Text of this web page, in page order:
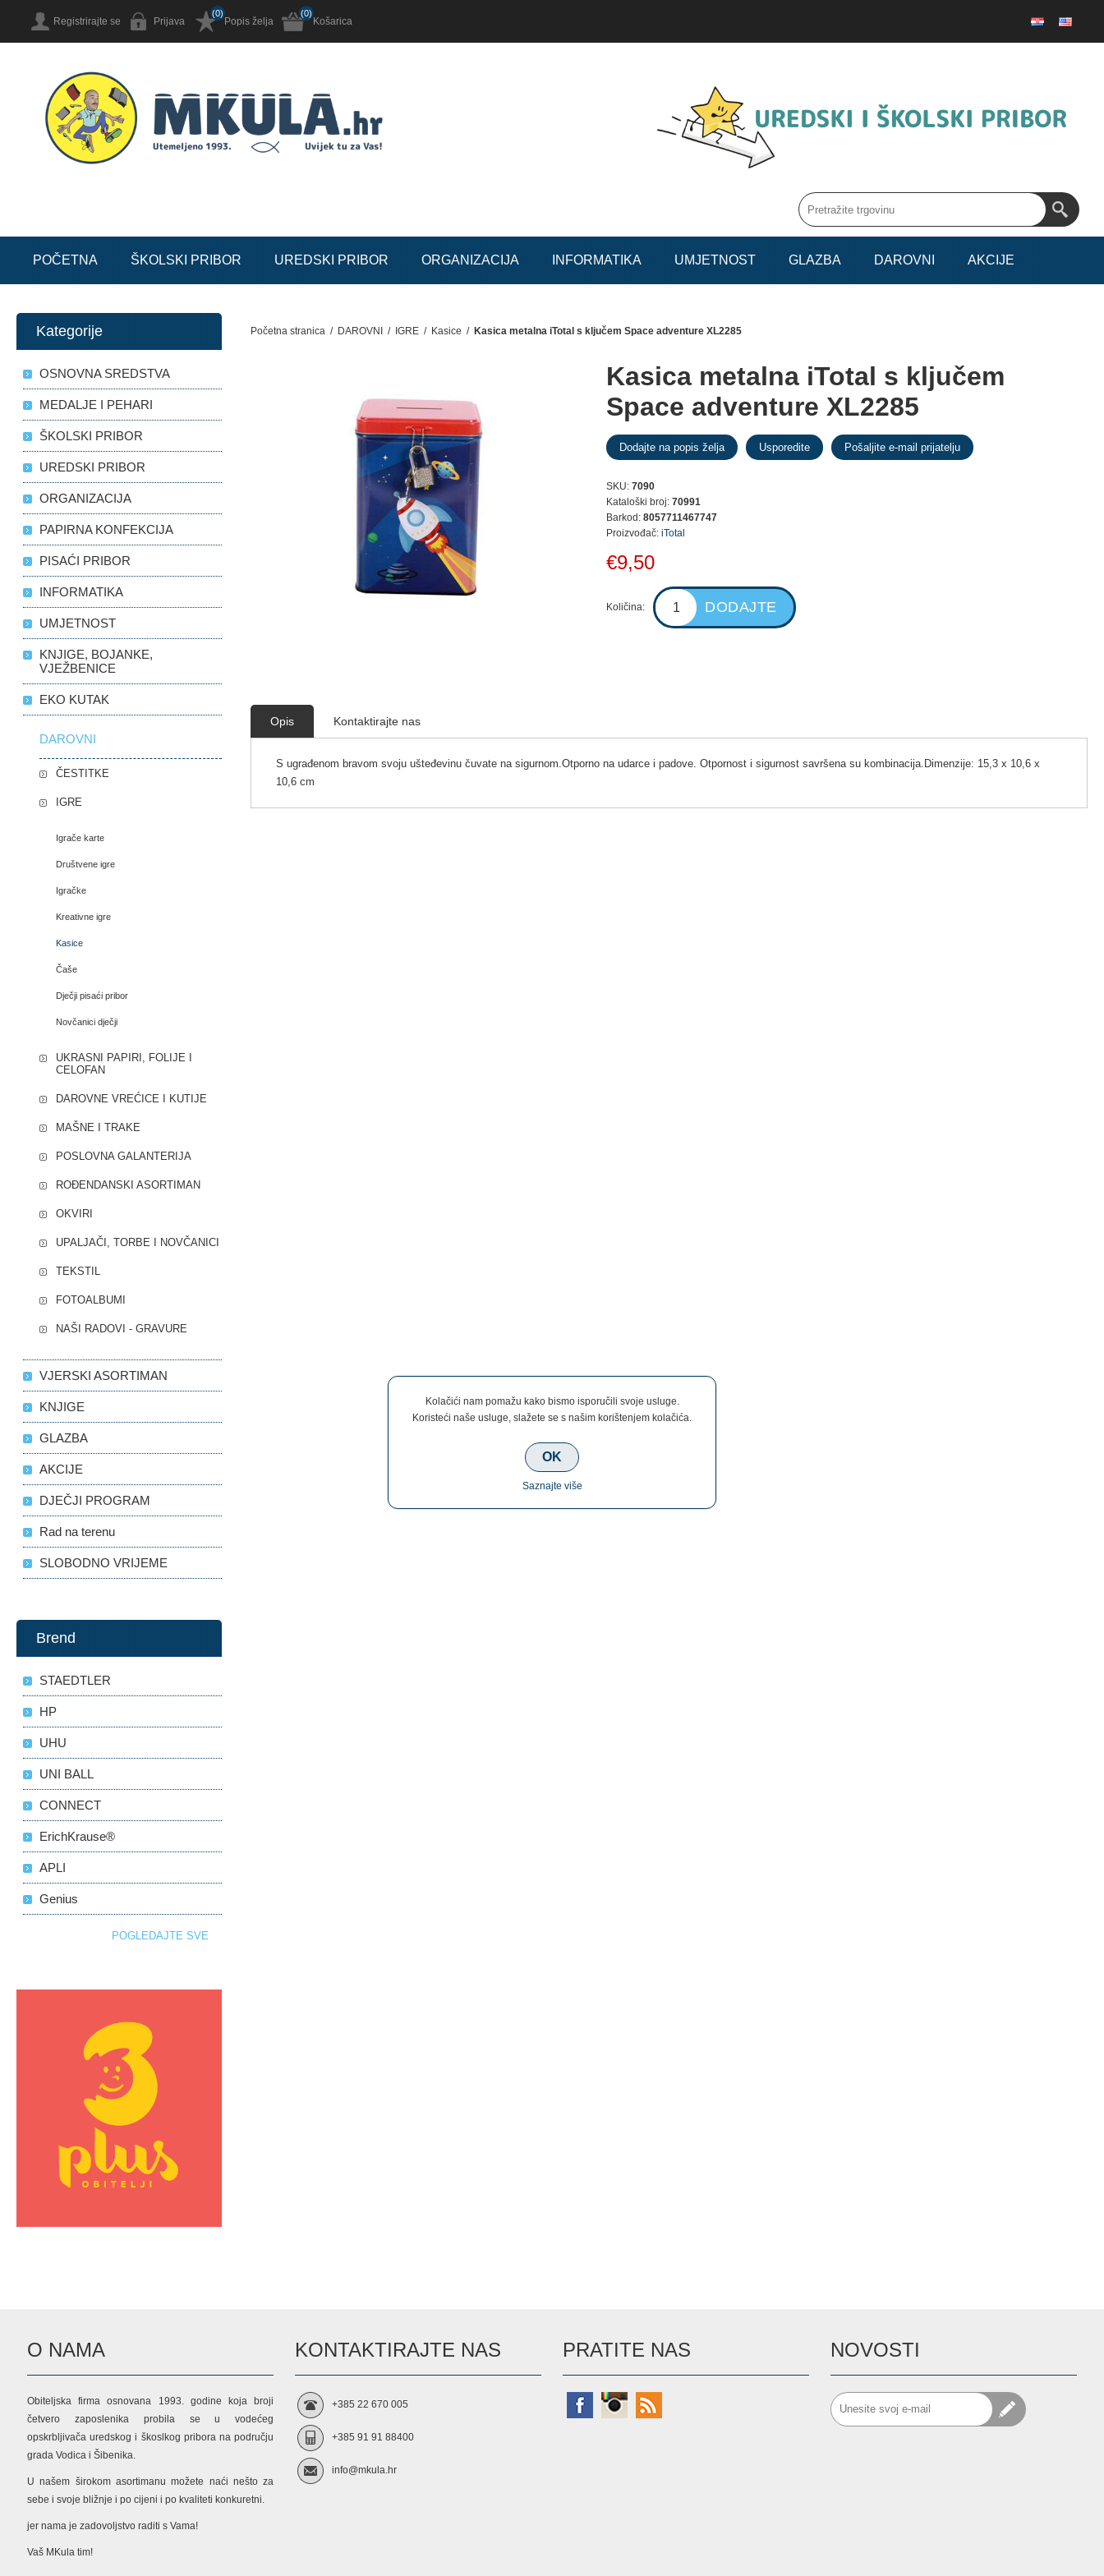
Registrirajte se Prijava Popis želja
(0)
Košarica
(0)
POČETNA ŠKOLSKI PRIBOR UREDSKI PRIBOR ORGANIZACIJA INFORMATIKA UMJETNOST GLAZBA DAROVNI AKCIJE
Početna stranica / DAROVNI / IGRE / Kasice / Kasica metalna iTotal s ključem Space adventure XL2285
Kasica metalna iTotal s ključem
Space adventure XL2285
SKU: 7090
Kataloški broj: 70991
Barkod: 8057711467747
Proizvođač: iTotal
€9,50
Količina:
Opis Kontaktirajte nas
S ugrađenom bravom svoju ušteđevinu čuvate na sigurnom.Otporno na udarce i padove. Otpornost i sigurnost savršena su kombinacija.Dimenzije: 15,3 x 10,6 x
10,6 cm
Kategorije
OSNOVNA SREDSTVA
MEDALJE I PEHARI
ŠKOLSKI PRIBOR
UREDSKI PRIBOR
ORGANIZACIJA
PAPIRNA KONFEKCIJA
PISAĆI PRIBOR
INFORMATIKA
UMJETNOST
KNJIGE, BOJANKE,
VJEŽBENICE
EKO KUTAK
DAROVNI
ČESTITKE
IGRE
Igrače karte
Društvene igre
Igračke
Kreativne igre
Kasice
Čaše
Dječji pisaći pribor
Novčanici dječji
UKRASNI PAPIRI, FOLIJE I
CELOFAN
DAROVNE VREĆICE I KUTIJE
MAŠNE I TRAKE
POSLOVNA GALANTERIJA
ROĐENDANSKI ASORTIMAN
OKVIRI
UPALJAČI, TORBE I NOVČANICI
TEKSTIL
FOTOALBUMI
NAŠI RADOVI - GRAVURE
VJERSKI ASORTIMAN
KNJIGE
GLAZBA
AKCIJE
DJEČJI PROGRAM
Rad na terenu
SLOBODNO VRIJEME
Brend
STAEDTLER
HP
UHU
UNI BALL
CONNECT
ErichKrause®
APLI
Genius
POGLEDAJTE SVE
O NAMA
Obiteljska firma osnovana 1993. godine koja broji
četvero zaposlenika probila se u vodećeg
opskrbljivača uredskog i škoslkog pribora na području
grada Vodica i Šibenika.
U našem širokom asortimanu možete naći nešto za
sebe i svoje bližnje i po cijeni i po kvaliteti konkuretni.
jer nama je zadovoljstvo raditi s Vama!
Vaš MKula tim!
KONTAKTIRAJTE NAS
+385 22 670 005
+385 91 91 88400
info@mkula.hr
PRATITE NAS NOVOSTI
Kolačići nam pomažu kako bismo isporučili svoje usluge.
Koristeći naše usluge, slažete se s našim korištenjem kolačića.
OK
Saznajte više